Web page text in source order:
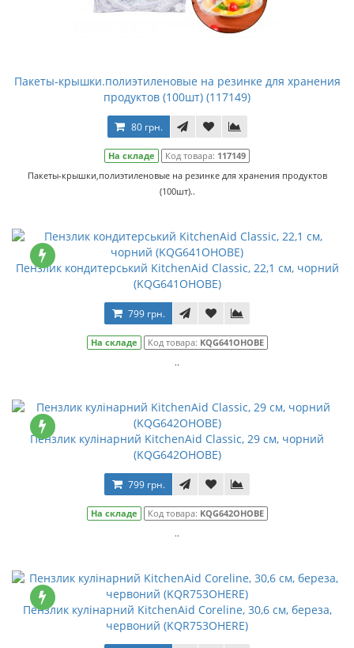
Пакеты-крышки.полиэтиленовые на резинке для хранения
продуктов (100шт) (117149)
80 грн.
На складе Код товара: 117149
Пакеты-крышки,полиэтиленовые на резинке для хранения продуктов
(100шт)..
Пензлик кондитерський KitchenAid Classic, 22,1 см, чорний
(KQG641OHOBE)
799 грн.
На складе Код товара: KQG641OHOBE
..
Пензлик кулінарний KitchenAid Classic, 29 см, чорний
(KQG642OHOBE)
799 грн.
На складе Код товара: KQG642OHOBE
..
Пензлик кулінарний KitchenAid Coreline, 30,6 см, береза,
червоний (KQR753OHERE)